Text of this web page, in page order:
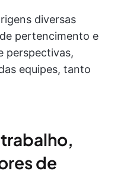
diversas
pertencimento e
perspectivas,
equipes, tanto
de